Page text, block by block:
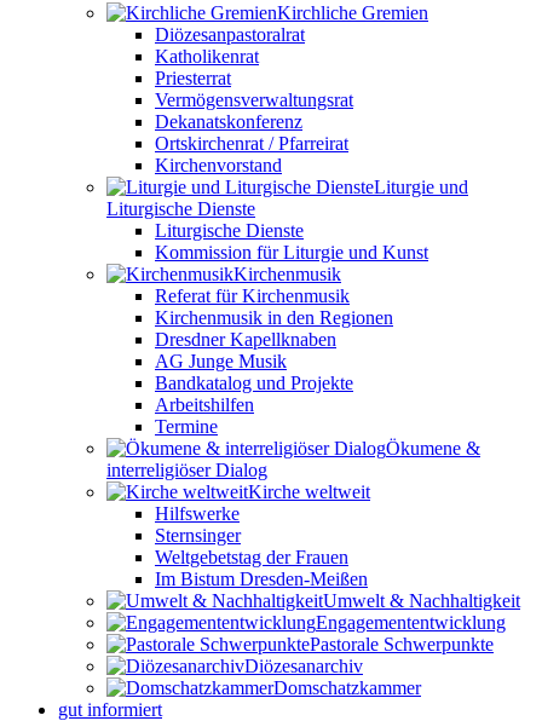
Kirchliche Gremien
Diözesanpastoralrat
Katholikenrat
Priesterrat
Vermögensverwaltungsrat
Dekanatskonferenz
Ortskirchenrat / Pfarreirat
Kirchenvorstand
Liturgie und
Liturgische Dienste
Liturgische Dienste
Kommission für Liturgie und Kunst
Kirchenmusik
Referat für Kirchenmusik
Kirchenmusik in den Regionen
Dresdner Kapellknaben
AG Junge Musik
Bandkatalog und Projekte
Arbeitshilfen
Termine
Ökumene &
interreligiöser Dialog
Kirche weltweit
Hilfswerke
Sternsinger
Weltgebetstag der Frauen
Im Bistum Dresden-Meißen
Umwelt & Nachhaltigkeit
Engagemententwicklung
Pastorale Schwerpunkte
Diözesanarchiv
Domschatzkammer
gut informiert